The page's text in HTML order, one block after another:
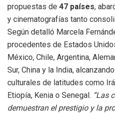
propuestas de 47 países,
y cinematografías tanto
Según detalló Marcela
procedentes de Estados
México, Chile, Argentina,
Sur, China y la India,
culturales de latitudes como
Etiopía, Kenia o Senegal. “Las
demuestran el prestigio y la